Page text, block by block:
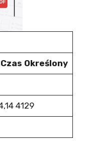
Określony
4129